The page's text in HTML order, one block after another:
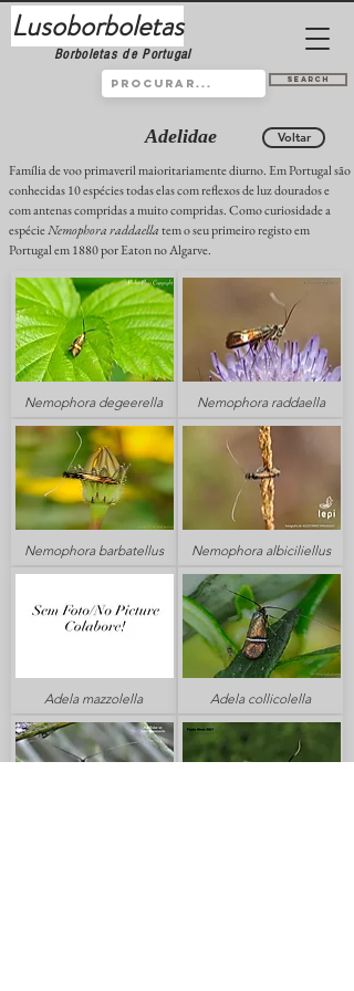
Lusoborboletas
Borboletas de Portugal
Search
Adelidae Voltar
Família de voo primaveril maioritariamente diurno. Em Portugal são
conhecidas 10 espécies todas elas com reflexos de luz dourados e
com antenas compridas a muito compridas. Como curiosidade a
espécieNemophora raddaellatem o seu primeiro registo em
Portugal em 1880 por Eaton no Algarve.
Nemophora degeerella
Nemophora barbatellus
Adela mazzolella
Nemophora raddaella
Nemophora albiciliellus
Adela collicolella